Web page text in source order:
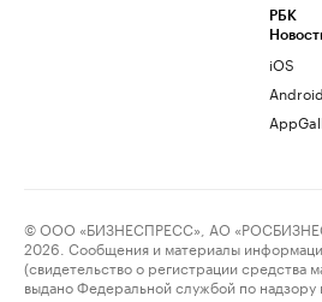
РБК
iOS
Android
© ООО «БИЗНЕСПРЕСС», АО
2026. Сообщения и материалы
(свидетельство о регистрации средства
выдано Федеральной службой по надзору